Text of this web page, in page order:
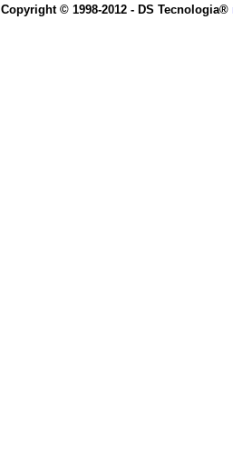
Copyright © 1998-2012 - DS Tecnologia®